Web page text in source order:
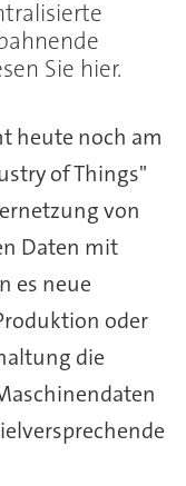
Sie hier.
heute noch am
of Things"
von
Daten mit
es neue
oder
die